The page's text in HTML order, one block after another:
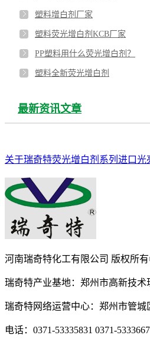
塑料增白剂厂家
塑料荧光增白剂KCB厂家
PP塑料用什么荧光增白剂？
塑料全新荧光增白剂
最新资讯文章
关于瑞奇特荧光增白剂系列 进口光
河南瑞奇特化工有限公司 版权所
瑞奇特产业基地：郑州市高新技术
瑞奇特网络运营中心：郑州市管
电话：0371-53335831 0371-